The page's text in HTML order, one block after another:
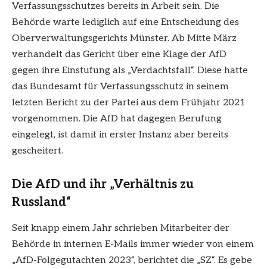
Verfassungsschutzes bereits in Arbeit sein. Die
Behörde warte lediglich auf eine Entscheidung des
Oberverwaltungsgerichts Münster. Ab Mitte März
verhandelt das Gericht über eine Klage der AfD
gegen ihre Einstufung als „Verdachtsfall“. Diese hatte
das Bundesamt für Verfassungsschutz in seinem
letzten Bericht zu der Partei aus dem Frühjahr 2021
vorgenommen. Die AfD hat dagegen Berufung
eingelegt, ist damit in erster Instanz aber bereits
gescheitert.
Die AfD und ihr „Verhältnis zu
Russland“
Seit knapp einem Jahr schrieben Mitarbeiter der
Behörde in internen E-Mails immer wieder von einem
„AfD-Folgegutachten 2023“, berichtet die „SZ“. Es gebe